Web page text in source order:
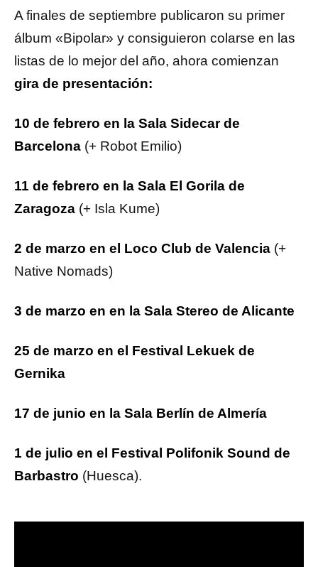
A finales de septiembre publicaron su primer
álbum «Bipolar» y consiguieron colarse en las
listas de lo mejor del año, ahora comienzan
gira de presentación:
10 de febrero en la Sala Sidecar de
Barcelona (+ Robot Emilio)
11 de febrero en la Sala El Gorila de
Zaragoza (+ Isla Kume)
2 de marzo en el Loco Club de Valencia (+
Native Nomads)
3 de marzo en en la Sala Stereo de Alicante
25 de marzo en el Festival Lekuek de
Gernika
17 de junio en la Sala Berlín de Almería
1 de julio en el Festival Polifonik Sound de
Barbastro (Huesca).